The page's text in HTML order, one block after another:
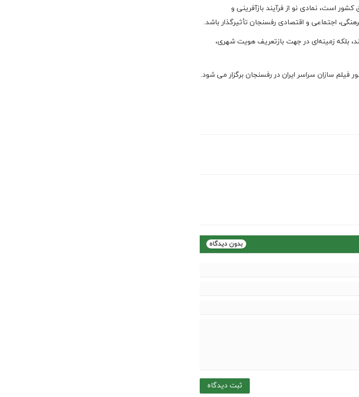
است، نمادی نو از فرآیند بازآفرینی و
اجتماعی و اقتصادی رفسنجان تأثیرگذار باشد.
بلکه زمینه‌ای در جهت بازتعریف هویت شهری،